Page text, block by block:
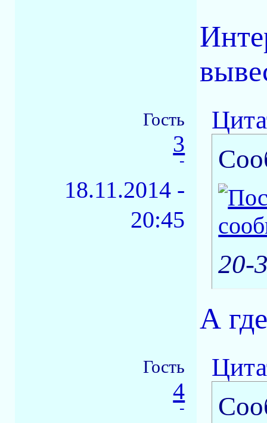
Гость
3
-
18.11.2014 -
20:45
20-
А
Гость
4
-